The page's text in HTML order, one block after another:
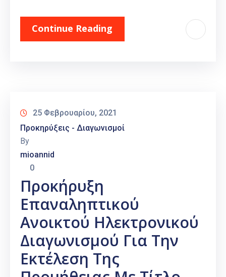
Continue Reading
25 Φεβρουαρίου, 2021
Προκηρύξεις - Διαγωνισμοί
By
mioannid
0
Προκήρυξη
Επαναληπτικού
Ανοικτού Ηλεκτρονικού
Διαγωνισμού Για Την
Εκτέλεση Της